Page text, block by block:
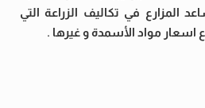
المزارع في تكاليف الزراعة التي
اسعار مواد الأسمدة و غيرها .